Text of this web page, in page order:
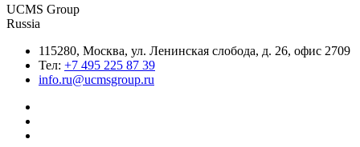
UCMS Group
Russia
115280, Москва, ул. Ленинская слобода, д. 26, офис 2709
Тел: +7 495 225 87 39
info.ru@ucmsgroup.ru